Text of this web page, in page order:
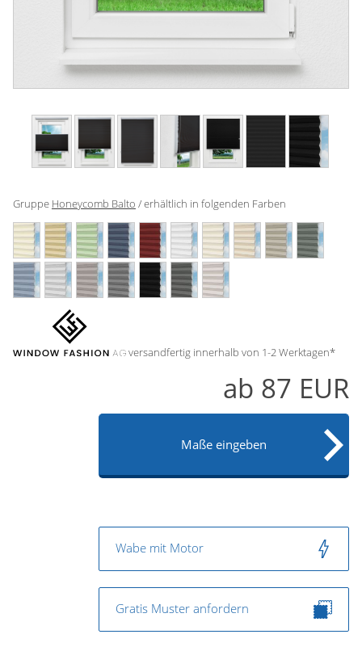
Gardinenstange
Stoffe
Panneaux
Gruppe Honeycomb Balto / erhältlich in folgenden Farben
versandfertig innerhalb von 1-2 Werktagen*
ab 87 EUR
Maße eingeben
Wabe mit Motor
Gratis Muster anfordern